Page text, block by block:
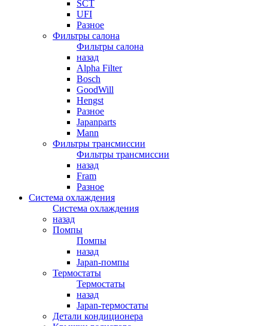
SCT
UFI
Разное
Фильтры салона
Фильтры салона
назад
Alpha Filter
Bosch
GoodWill
Hengst
Разное
Japanparts
Mann
Фильтры трансмиссии
Фильтры трансмиссии
назад
Fram
Разное
Система охлаждения
Система охлаждения
назад
Помпы
Помпы
назад
Japan-помпы
Термостаты
Термостаты
назад
Japan-термостаты
Детали кондиционера